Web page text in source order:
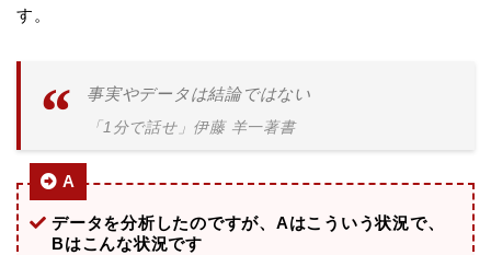
す。
事実やデータは結論ではない
「1分で話せ」伊藤 羊一著書
A
データを分析したのですが、Aはこういう状況で、
Bはこんな状況です